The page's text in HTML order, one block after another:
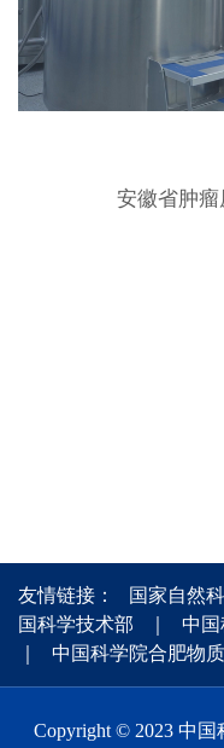
安徽省肿
友情链接： 国家自然
国科学技术部
中国
中国科学院合肥物
Copyright © 2023 中